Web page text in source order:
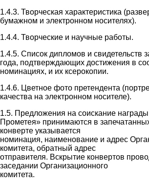
1.4.3. Творческая характеристика
бумажном и электронном носителях).
1.4.4. Творческие и научные работы.
1.4.5. Список дипломов и свидетельств
года, подтверждающих достижения в
номинациях, и их ксерокопии.
1.4.6. Цветное фото претендента
качества на электронном носителе).
1.5. Предложения на соискание
Прометея» принимаются в
конверте указывается
номинация, наименование и адрес
комитета, обратный адрес
отправителя. Вскрытие конвертов
заседании Организационного
комитета.